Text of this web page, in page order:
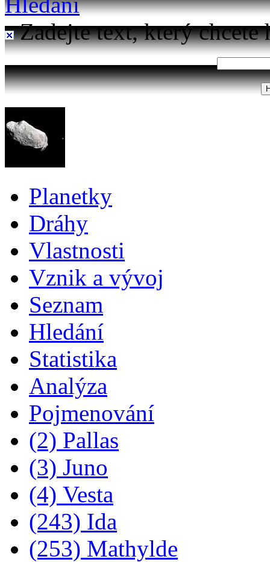
Zadejte text, který chcete
Planetky
Dráhy
Vlastnosti
Vznik a vývoj
Seznam
Hledání
Statistika
Analýza
Pojmenování
(2) Pallas
(3) Juno
(4) Vesta
(243) Ida
(253) Mathylde